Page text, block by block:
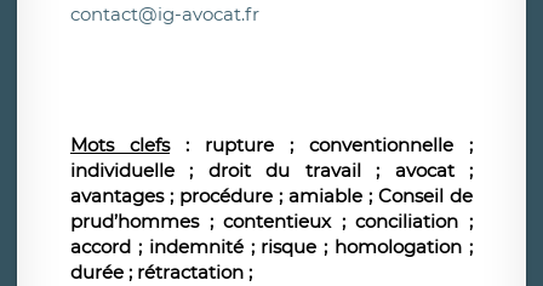
contact@ig-avocat.fr
Mots clefs: rupture ; conventionnelle ;
individuelle ; droit du travail ; avocat ;
avantages ; procédure ; amiable ; Conseil de
prud’hommes ; contentieux ; conciliation ;
accord ; indemnité ; risque ; homologation ;
durée ; rétractation ;